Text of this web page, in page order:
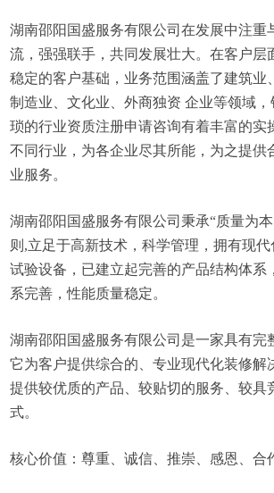
湖南邵阳国盛服务有限公司在发展中注重
流，强强联手，共同发展壮大。在客户层
稳定的客户基础，业务范围涵盖了建筑业
制造业、文化业、外商独资 企业等领域
琐的行业资质注册申请咨询有着丰富的实
不同行业，为各企业尽其所能，为之提供
业服务。
湖南邵阳国盛服务有限公司秉承“质量为
则,立足于高新技术，科学管理，拥有现
试验设备，已建立起完善的产品结构体系
系完善，性能质量稳定。
湖南邵阳国盛服务有限公司是一家具有完
它为客户提供综合的、专业现代化装修解
提供较优质的产品、较贴切的服务、较具
式。
核心价值：尊重、诚信、推崇、感恩、合